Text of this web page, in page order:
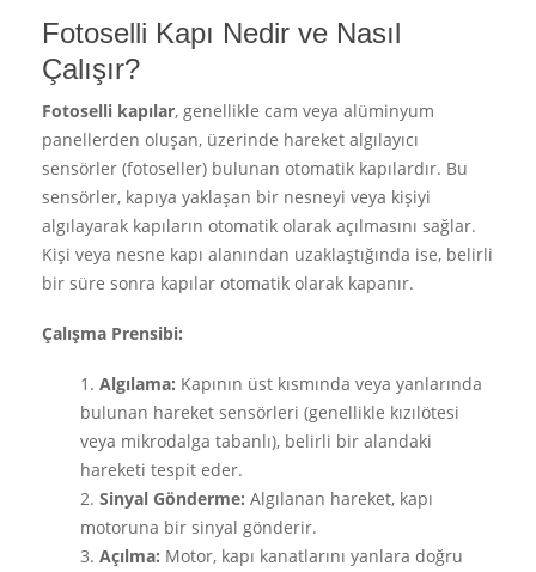
Fotoselli Kapı Nedir ve Nasıl
Çalışır?
Fotoselli kapılar, genellikle cam veya alüminyum
panellerden oluşan, üzerinde hareket algılayıcı
sensörler (fotoseller) bulunan otomatik kapılardır. Bu
sensörler, kapıya yaklaşan bir nesneyi veya kişiyi
algılayarak kapıların otomatik olarak açılmasını sağlar.
Kişi veya nesne kapı alanından uzaklaştığında ise, belirli
bir süre sonra kapılar otomatik olarak kapanır.
Çalışma Prensibi:
Algılama: Kapının üst kısmında veya yanlarında
bulunan hareket sensörleri (genellikle kızılötesi
veya mikrodalga tabanlı), belirli bir alandaki
hareketi tespit eder.
Sinyal Gönderme: Algılanan hareket, kapı
motoruna bir sinyal gönderir.
Açılma: Motor, kapı kanatlarını yanlara doğru